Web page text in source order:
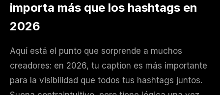
importa más que los hashtags en
2026
Aquí está el punto que sorprende a muchos
creadores: en 2026, tu caption es más importante
para la visibilidad que todos tus hashtags juntos.